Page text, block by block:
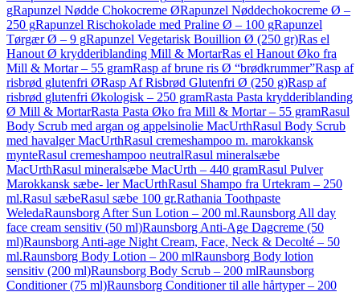
gRapunzel Nødde Chokocreme ØRapunzel Nøddechokocreme Ø –
250 gRapunzel Rischokolade med Praline Ø – 100 gRapunzel
Tørgær Ø – 9 gRapunzel Vegetarisk Bouillion Ø (250 gr)Ras el
Hanout Ø krydderiblanding Mill & MortarRas el Hanout Øko fra
Mill & Mortar – 55 gramRasp af brune ris Ø “brødkrummer”Rasp af
risbrød glutenfri ØRasp Af Risbrød Glutenfri Ø (250 g)Rasp af
risbrød glutenfri Økologisk – 250 gramRasta Pasta krydderiblanding
Ø Mill & MortarRasta Pasta Øko fra Mill & Mortar – 55 gramRasul
Body Scrub med argan og appelsinolie MacUrthRasul Body Scrub
med havalger MacUrthRasul cremeshampoo m. marokkansk
mynteRasul cremeshampoo neutralRasul mineralsæbe
MacUrthRasul mineralsæbe MacUrth – 440 gramRasul Pulver
Marokkansk sæbe- ler MacUrthRasul Shampo fra Urtekram – 250
ml.Rasul sæbeRasul sæbe 100 gr.Rathania Toothpaste
WeledaRaunsborg After Sun Lotion – 200 ml.Raunsborg All day
face cream sensitiv (50 ml)Raunsborg Anti-Age Dagcreme (50
ml)Raunsborg Anti-age Night Cream, Face, Neck & Decolté – 50
ml.Raunsborg Body Lotion – 200 mlRaunsborg Body lotion
sensitiv (200 ml)Raunsborg Body Scrub – 200 mlRaunsborg
Conditioner (75 ml)Raunsborg Conditioner til alle hårtyper – 200